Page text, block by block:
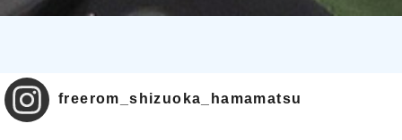
freerom_shizuoka_hamamatsu